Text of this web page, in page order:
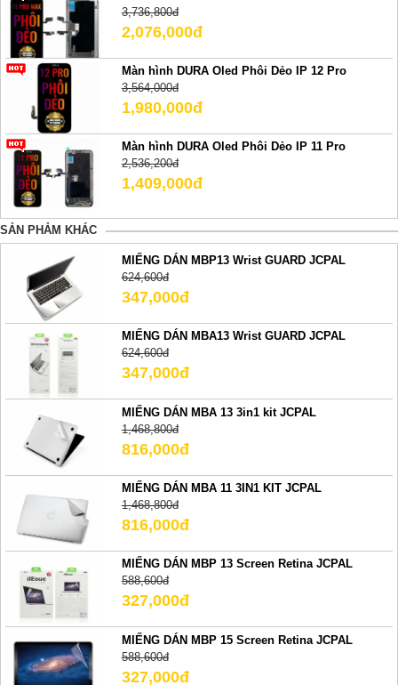
3,736,800đ
2,076,000đ
Màn hình DURA Oled Phôi Dẻo IP 12 Pro
3,564,000đ
1,980,000đ
Màn hình DURA Oled Phôi Dẻo IP 11 Pro
2,536,200đ
1,409,000đ
SẢN PHẢM KHÁC
MIẾNG DÁN MBP13 Wrist GUARD JCPAL
624,600đ
347,000đ
MIẾNG DÁN MBA13 Wrist GUARD JCPAL
624,600đ
347,000đ
MIẾNG DÁN MBA 13 3in1 kit JCPAL
1,468,800đ
816,000đ
MIẾNG DÁN MBA 11 3IN1 KIT JCPAL
1,468,800đ
816,000đ
MIẾNG DÁN MBP 13 Screen Retina JCPAL
588,600đ
327,000đ
MIẾNG DÁN MBP 15 Screen Retina JCPAL
588,600đ
327,000đ